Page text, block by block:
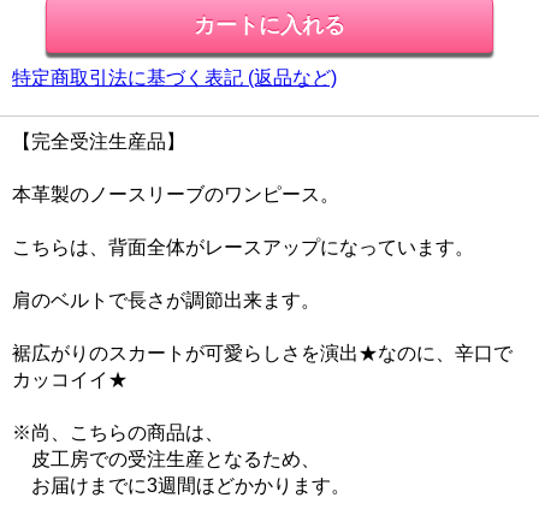
特定商取引法に基づく表記 (返品など)
【完全受注生産品】
本革製のノースリーブのワンピース。
こちらは、背面全体がレースアップになっています。
肩のベルトで長さが調節出来ます。
裾広がりのスカートが可愛らしさを演出★なのに、辛口で
カッコイイ★
※尚、こちらの商品は、
皮工房での受注生産となるため、
お届けまでに3週間ほどかかります。